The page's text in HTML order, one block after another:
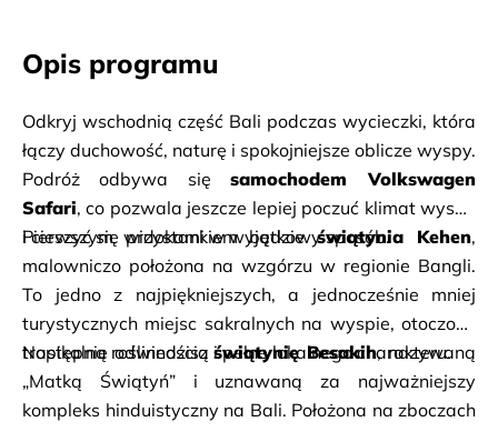
Opis programu
Odkryj wschodnią część Bali podczas wycieczki, która
łączy duchowość, naturę i spokojniejsze oblicze wyspy.
Podróż odbywa się samochodem Volkswagen
Safari, co pozwala jeszcze lepiej poczuć klimat wyspy
i cieszyć się widokami w wyjątkowy sposób.
Pierwszym przystankiem będzie świątynia Kehen,
malowniczo położona na wzgórzu w regionie Bangli.
To jedno z najpiękniejszych, a jednocześnie mniej
turystycznych miejsc sakralnych na wyspie, otoczone
tropikalną roślinnością i pełne lokalnego charakteru.
Następnie odwiedzisz świątynię Besakih, nazywaną
„Matką Świątyń” i uznawaną za najważniejszy
kompleks hinduistyczny na Bali. Położona na zboczach